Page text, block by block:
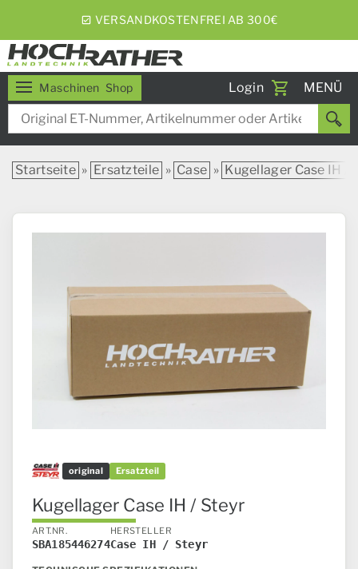
VERSANDKOSTENFREI AB 300€
Maschinen Shop Login
Toggle
MENÜ
Startseite » Ersatzteile » Case » Kugellager Case IH /
original Ersatzteil
Kugellager Case IH / Steyr
ART.NR.
SBA185446274
HERSTELLER
Case IH / Steyr